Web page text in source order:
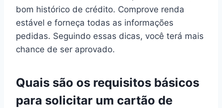
bom histórico de crédito. Comprove renda
estável e forneça todas as informações
pedidas. Seguindo essas dicas, você terá mais
chance de ser aprovado.
Quais são os requisitos básicos
para solicitar um cartão de